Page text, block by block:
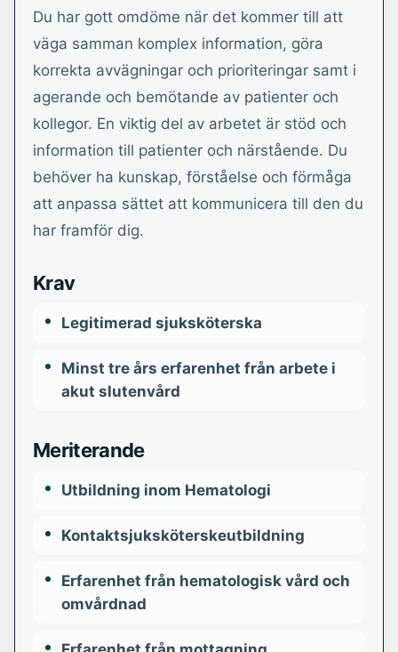
Du har gott omdöme när det kommer till att
väga samman komplex information, göra
korrekta avvägningar och prioriteringar samt i
agerande och bemötande av patienter och
kollegor. En viktig del av arbetet är stöd och
information till patienter och närstående. Du
behöver ha kunskap, förståelse och förmåga
att anpassa sättet att kommunicera till den du
har framför dig.
Krav
Legitimerad sjuksköterska
Minst tre års erfarenhet från arbete i
akut slutenvård
Meriterande
Utbildning inom Hematologi
Kontaktsjuksköterskeutbildning
Erfarenhet från hematologisk vård och
omvårdnad